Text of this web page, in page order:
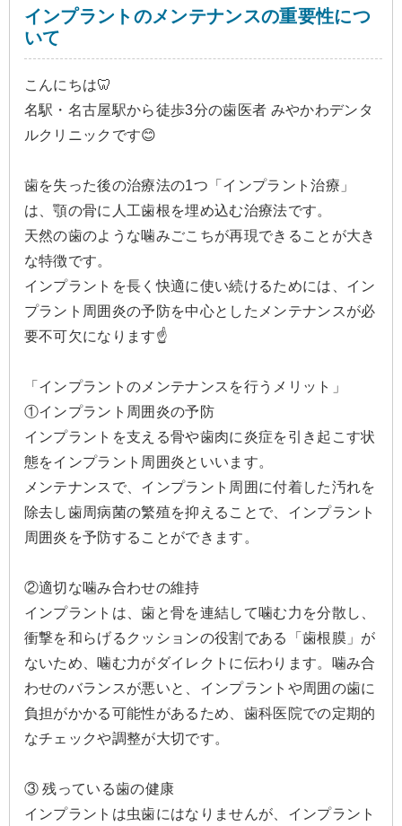
インプラントのメンテナンスの重要性につ
いて
こんにちは🦷
名駅・名古屋駅から徒歩3分の歯医者 みやかわデンタ
ルクリニックです😊
歯を失った後の治療法の1つ「インプラント治療」
は、顎の骨に人工歯根を埋め込む治療法です。
天然の歯のような噛みごこちが再現できることが大き
な特徴です。
インプラントを長く快適に使い続けるためには、イン
プラント周囲炎の予防を中心としたメンテナンスが必
要不可欠になります☝️
「インプラントのメンテナンスを行うメリット」
①インプラント周囲炎の予防
インプラントを支える骨や歯肉に炎症を引き起こす状
態をインプラント周囲炎といいます。
メンテナンスで、インプラント周囲に付着した汚れを
除去し歯周病菌の繁殖を抑えることで、インプラント
周囲炎を予防することができます。
②適切な噛み合わせの維持
インプラントは、歯と骨を連結して噛む力を分散し、
衝撃を和らげるクッションの役割である「歯根膜」が
ないため、噛む力がダイレクトに伝わります。噛み合
わせのバランスが悪いと、インプラントや周囲の歯に
負担がかかる可能性があるため、歯科医院での定期的
なチェックや調整が大切です。
③ 残っている歯の健康
インプラントは虫歯にはなりませんが、インプラント